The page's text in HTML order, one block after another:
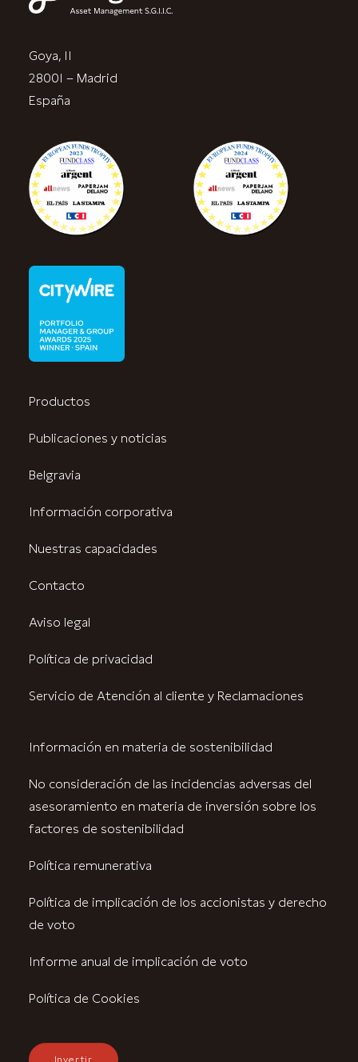
Goya, 11
28001 – Madrid
España
Productos
Publicaciones y noticias
Belgravia
Información corporativa
Nuestras capacidades
Contacto
Aviso legal
Política de privacidad
Servicio de Atención al cliente y Reclamaciones
Información en materia de sostenibilidad
No consideración de las incidencias adversas del
asesoramiento en materia de inversión sobre los
factores de sostenibilidad
Política remunerativa
Política de implicación de los accionistas y derecho
de voto
Informe anual de implicación de voto
Política de Cookies
Invertir